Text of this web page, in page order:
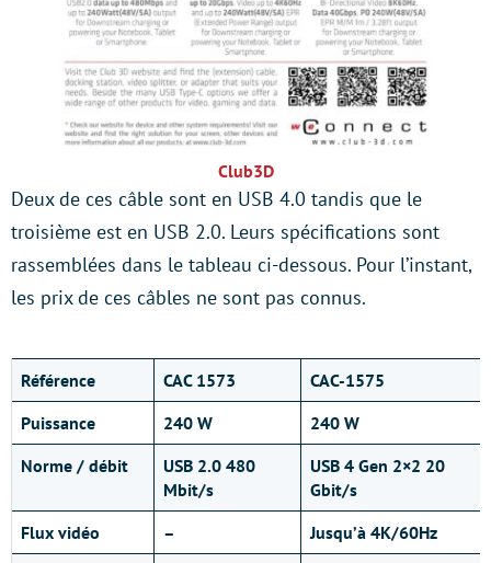
Club3D
Deux de ces câble sont en USB 4.0 tandis que le
troisième est en USB 2.0. Leurs spécifications sont
rassemblées dans le tableau ci-dessous. Pour l’instant,
les prix de ces câbles ne sont pas connus.
Référence CAC 1573
CAC-1575
Puissance
240 W
240 W
Norme / débit
USB 2.0 480
Mbit/s
USB 4 Gen 2×2 20
Gbit/s
Flux vidéo
–
Jusqu’à 4K/60Hz